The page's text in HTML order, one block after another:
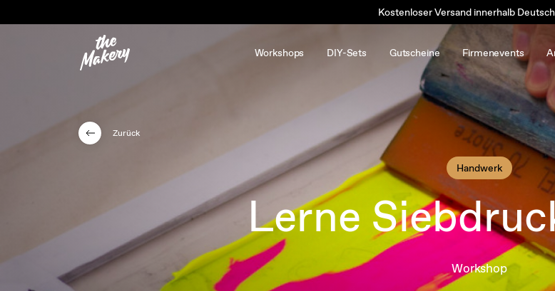
Kostenloser Versand innerhalb
Workshops DIY-Sets Gutscheine Firmenevents
Handwerk
Lerne
Workshop
Zurück